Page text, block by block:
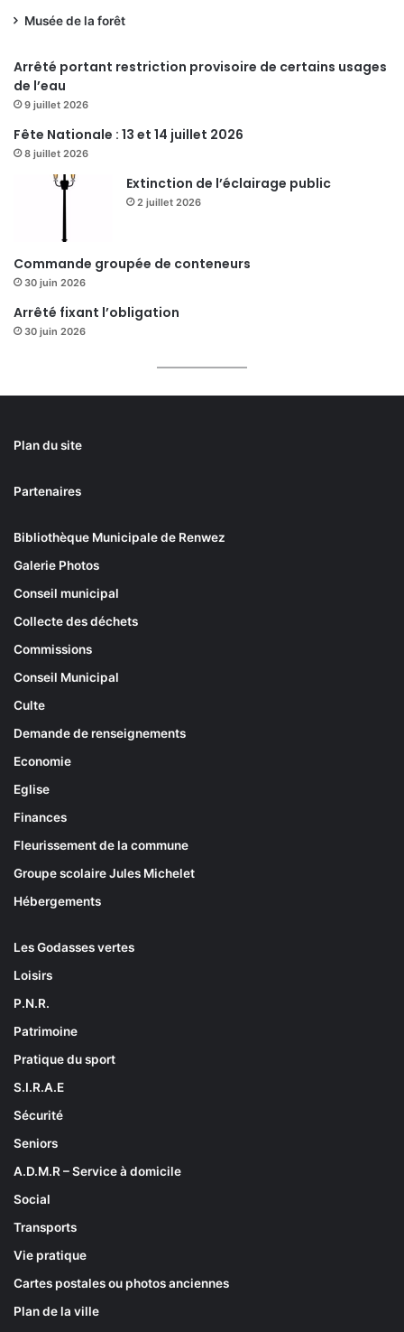
Musée de la forêt
Arrêté portant restriction provisoire de certains usages
de l’eau
9 juillet 2026
Fête Nationale : 13 et 14 juillet 2026
8 juillet 2026
Extinction de l’éclairage public
2 juillet 2026
Commande groupée de conteneurs
30 juin 2026
Arrêté fixant l’obligation
30 juin 2026
Plan du site
Partenaires
Bibliothèque Municipale de Renwez
Galerie Photos
Conseil municipal
Collecte des déchets
Commissions
Conseil Municipal
Culte
Demande de renseignements
Economie
Eglise
Finances
Fleurissement de la commune
Groupe scolaire Jules Michelet
Hébergements
Les Godasses vertes
Loisirs
P.N.R.
Patrimoine
Pratique du sport
S.I.R.A.E
Sécurité
Seniors
A.D.M.R – Service à domicile
Social
Transports
Vie pratique
Cartes postales ou photos anciennes
Plan de la ville